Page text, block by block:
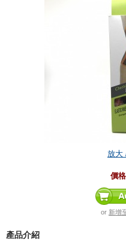
放大
價
or 新增
產品介紹